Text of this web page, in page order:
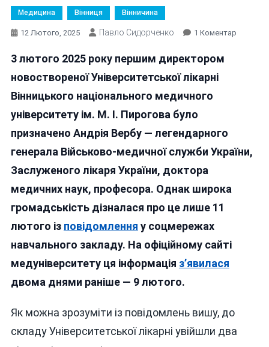
Медицина Вінниця Вінничина
12 Лютого, 2025 Павло Сидорченко 1 КоментарДо
3 лютого 2025 року першим директором
новоствореної Університетської лікарні
Вінницького національного медичного
університету ім. М. І. Пирогова було
призначено Андрія Вербу — легендарного
генерала Військово-медичної служби України,
Заслуженого лікаря України, доктора
медичних наук, професора. Однак широка
громадськість дізналася про це лише 11
лютого із повідомлення у соцмережах
навчального закладу. На офіційному сайті
медуніверситету ця інформація з’явилася
двома днями раніше — 9 лютого.
Як можна зрозуміти із повідомлень вишу, до
складу Університетської лікарні увійшли два